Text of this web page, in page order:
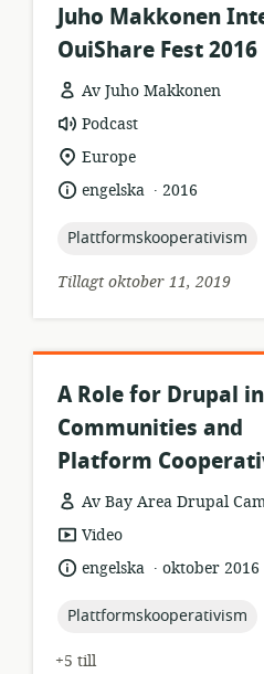
Juho Makkonen
OuiShare Fest 2016
Av Juho Makkonen
resursformat:
Podcast
relevant
plats:
Europe
språk:engelska . 2016
topic:
Plattformskooperativism
Tillagt oktober 11, 2019
A Role for Drupal
Communities and
Platform
Av Bay Area Drupal
resursformat:
Video
språk:engelska . oktober 2016
topic:
Plattformskooperativism
+5 till